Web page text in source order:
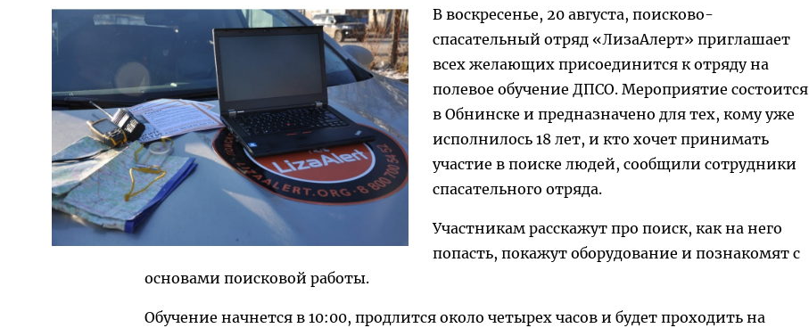
В воскресенье, 20 августа, поисково-
спасательный отряд «ЛизаАлерт» приглашает
всех желающих присоединится к отряду на
полевое обучение ДПСО. Мероприятие состоится
в Обнинске и предназначено для тех, кому уже
исполнилось 18 лет, и кто хочет принимать
участие в поиске людей, сообщили сотрудники
спасательного отряда.
Участникам расскажут про поиск, как на него
попасть, покажут оборудование и познакомят с
основами поисковой работы.
Обучение начнется в 10:00, продлится около четырех часов и будет проходить на